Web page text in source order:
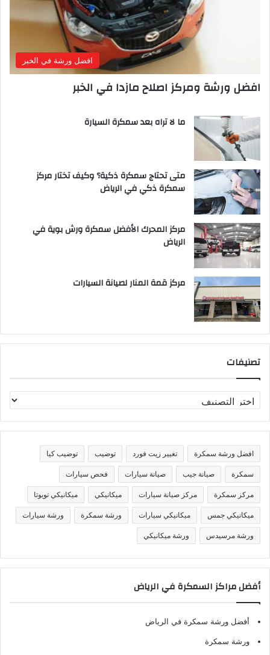
افضل ورشة في الخبر
افضل ورشة ومركز اصلاح مازدا في الخبر
ما لا تراه بعد سمكرة السيارة
متى تحتاج سمكرة ذكية؟ وكيف تختار مركز
سمكرة ذكي في الرياض
مركز المحرك الأفضل سمكرة ورش بوية في
الرياض
مركز قمة المنار لصيانة السيارات
تصنيفات
ص
ن
ف
ا
افضل ورشة سمكرة تغيير زيت فورد توضيب توضيب كيا
سمكرة صيانة جيب صيانة سيارات فحص سيارات
مركز سمكرة مركز صيانة سيارات ميكانيكي ميكانيكي تويوتا
ميكانيكي جمس ميكانيكي سيارات ورشة سمكرة ورشة سيارات
ورشة مرسيدس ورشة ميكانيكي
أفضل مراكز السمكرة في الرياض
أفضل ورشة سمكرة في الرياض
ورشة سمكرة